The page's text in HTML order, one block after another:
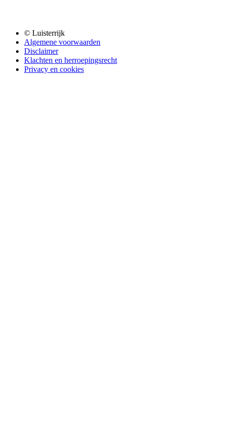
© Luisterrijk
Algemene voorwaarden
Disclaimer
Klachten en herroepingsrecht
Privacy en cookies